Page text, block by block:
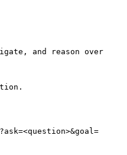
and reason over